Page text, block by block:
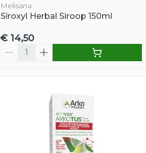
Melisana
Siroxyl Herbal Siroop 150ml
€ 14,50
Aantal